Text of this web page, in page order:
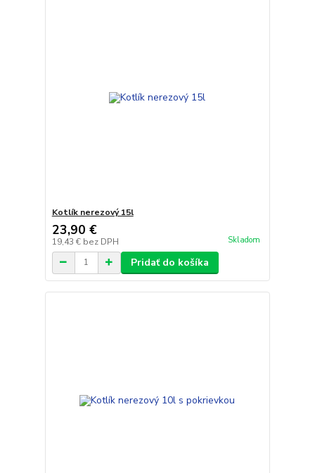
Kotlík nerezový 15l
23,90 €
19,43 € bez DPH Skladom
Pridať do košíka